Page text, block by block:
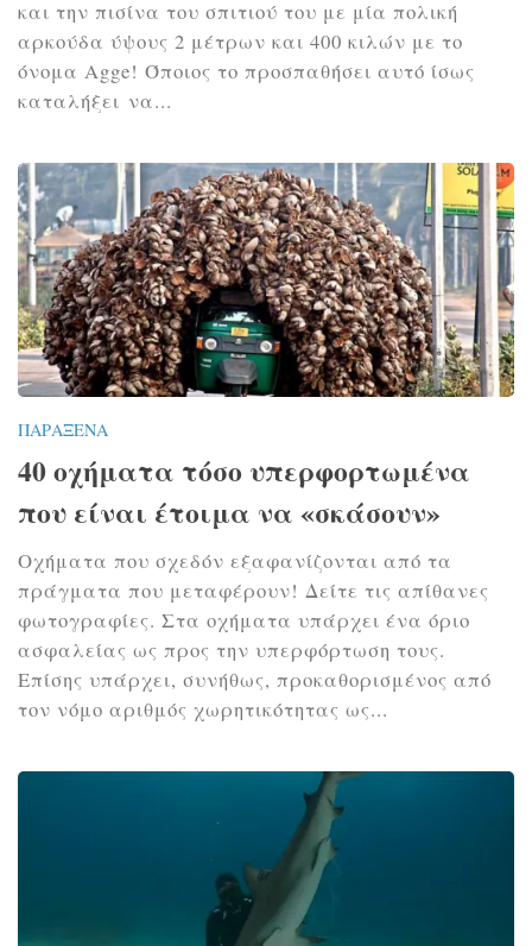
και την πισίνα του σπιτιού του με μία πολική
αρκούδα ύψους 2 μέτρων και 400 κιλών με το
όνομα Agge! Όποιος το προσπαθήσει αυτό ίσως
καταλήξει να...
ΠΑΡΆΞΕΝΑ
40 οχήματα τόσο υπερφορτωμένα
που είναι έτοιμα να «σκάσουν»
Οχήματα που σχεδόν εξαφανίζονται από τα
πράγματα που μεταφέρουν! Δείτε τις απίθανες
φωτογραφίες. Στα οχήματα υπάρχει ένα όριο
ασφαλείας ως προς την υπερφόρτωση τους.
Επίσης υπάρχει, συνήθως, προκαθορισμένος από
τον νόμο αριθμός χωρητικότητας ως...